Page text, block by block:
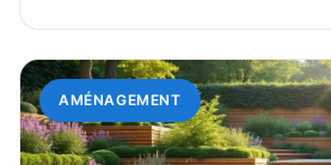
AMÉNAGEMENT